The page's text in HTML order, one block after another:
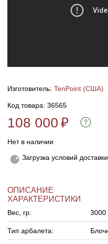
Изготовитель: TenPoint (США)
Код товара: 36565
108 000₽
Нет в наличии
Загрузка условий доставки
ОПИСАНИЕ
ХАРАКТЕРИСТИКИ
Вес, гр: 3000
Тип арбалета:
Киссеры для лука